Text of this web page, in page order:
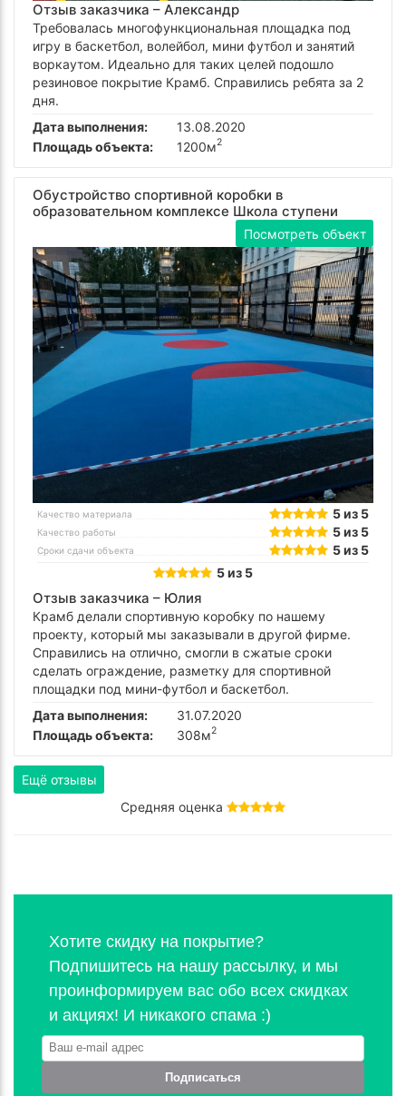
Отзыв заказчика – Александр
Требовалась многофункциональная площадка под
игру в баскетбол, волейбол, мини футбол и занятий
воркаутом. Идеально для таких целей подошло
резиновое покрытие Крамб. Справились ребята за 2
дня.
Дата выполнения:
13.08.2020
Площадь объекта:
1200м2
Обустройство спортивной коробки в
образовательном комплексе Школа ступени
Посмотреть объект
Качество материала 5 из 5
Качество работы 5 из 5
Сроки сдачи объекта
5 из 5
5 из 5
Отзыв заказчика – Юлия
Крамб делали спортивную коробку по нашему
проекту, который мы заказывали в другой фирме.
Справились на отлично, смогли в сжатые сроки
сделать ограждение, разметку для спортивной
площадки под мини-футбол и баскетбол.
Дата выполнения:
31.07.2020
Площадь объекта:
308м2
Ещё отзывы
Средняя оценка
Хотите скидку на покрытие?
Подпишитесь на нашу рассылку, и мы
проинформируем вас обо всех скидках
и акциях! И никакого спама :)
Подписаться